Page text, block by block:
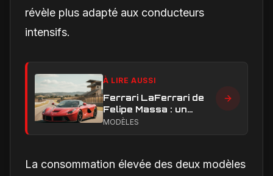
révèle plus adapté aux conducteurs
intensifs.
À LIRE AUSSI
Ferrari LaFerrari de
Felipe Massa : un
exemplaire de
MODÈLES
La consommation élevée des deux modèles